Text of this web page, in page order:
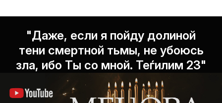
"Даже, если я пойду долиной
тени смертной тьмы, не убоюсь
зла, ибо Ты со мной. Теѓилим 23"